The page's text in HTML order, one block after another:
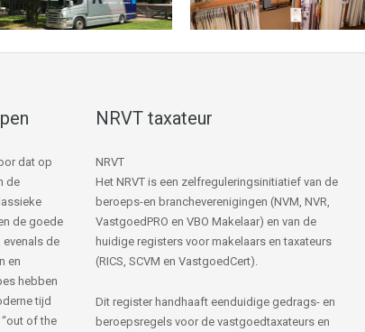
dat op
de
de goede
evenals de
en
hebben
tijd
of the
NRVT taxateur
NRVT
Het NRVT is een zelfreguleringsinitiatief van de
beroeps-en brancheverenigingen (NVM, NVR,
VastgoedPRO en VBO Makelaar) en van de
huidige registers voor makelaars en taxateurs
(RICS, SCVM en VastgoedCert).
Dit register handhaaft eenduidige gedrags- en
beroepsregels voor de vastgoedtaxateurs en